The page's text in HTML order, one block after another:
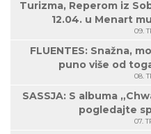
Turizma, Reperom iz
12.04. u Menart
09.
FLUENTES: Snažna,
puno više od
08.
SASSJA: S albuma
pogledajte
07.